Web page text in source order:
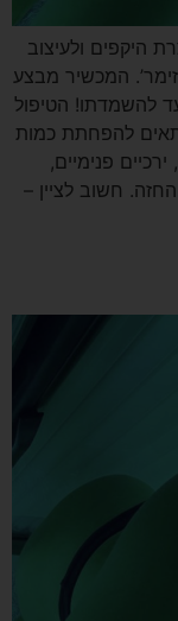
היקפים ולעיצוב
המכשיר מבצע
להשמדתו! הטיפול
להפחתת כמות
פנימיים,
החזה. חשוב לציין –